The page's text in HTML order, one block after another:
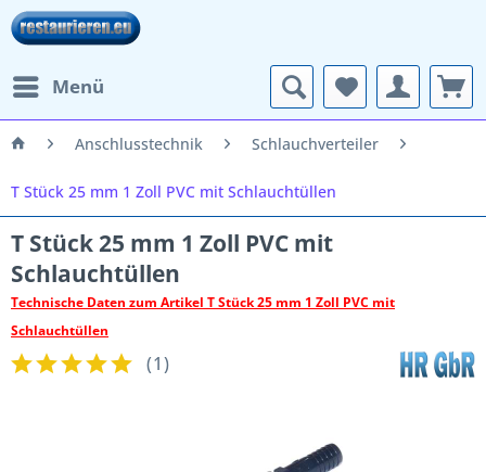
Menü
Anschlusstechnik Schlauchverteiler
T Stück 25 mm 1 Zoll PVC mit Schlauchtüllen
T Stück 25 mm 1 Zoll PVC mit
Schlauchtüllen
Technische Daten zum Artikel T Stück 25 mm 1 Zoll PVC mit
Schlauchtüllen
(1)